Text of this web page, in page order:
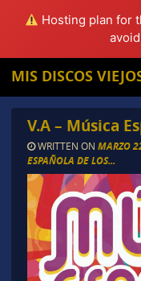
Hosting plan for
MIS DISCOS
V.A – Música
WRITTEN ON MARZO
ESPAÑOLA DE LOS...